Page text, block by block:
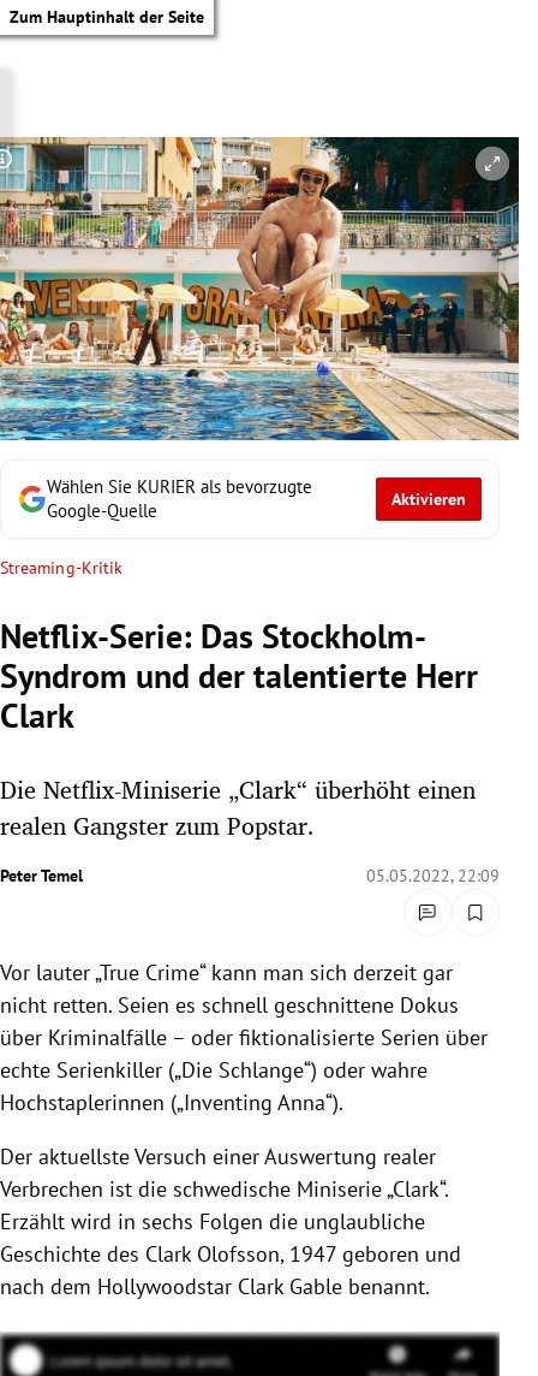
Zum Hauptinhalt der Seite
Untermenü
Untermenü
Untermenü
Untermenü
Untermenü
Untermenü
Untermenü
Wählen Sie KURIER als bevorzugte
Google-Quelle
Aktivieren
Streaming-Kritik
Netflix-Serie: Das Stockholm-
Syndrom und der talentierte Herr
Clark
Die Netflix-Miniserie „Clark“ überhöht einen
realen Gangster zum Popstar.
Peter Temel 05.05.2022, 22:09
Copyright-Hinweis öffnen/schließen
Vor lauter „True Crime“ kann man sich derzeit gar
nicht retten. Seien es schnell geschnittene Dokus
über Kriminalfälle – oder fiktionalisierte Serien über
echte Serienkiller („Die Schlange“) oder wahre
Hochstaplerinnen („Inventing Anna“).
Der aktuellste Versuch einer Auswertung realer
Verbrechen ist die schwedische Miniserie „Clark“.
Erzählt wird in sechs Folgen die unglaubliche
Geschichte des Clark Olofsson, 1947 geboren und
nach dem Hollywoodstar Clark Gable benannt.